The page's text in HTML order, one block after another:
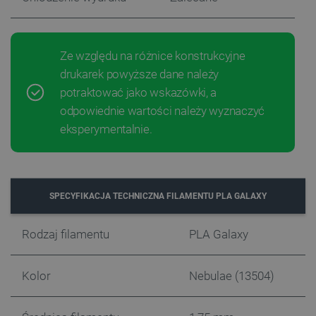
Ze względu na różnice konstrukcyjne
drukarek powyższe dane należy
potraktować jako wskazówki, a
odpowiednie wartości należy wyznaczyć
eksperymentalnie.
SPECYFIKACJA TECHNICZNA FILAMENTU PLA GALAXY
Rodzaj filamentu PLA Galaxy
Kolor Nebulae (13504)
Polityce prywatności Google